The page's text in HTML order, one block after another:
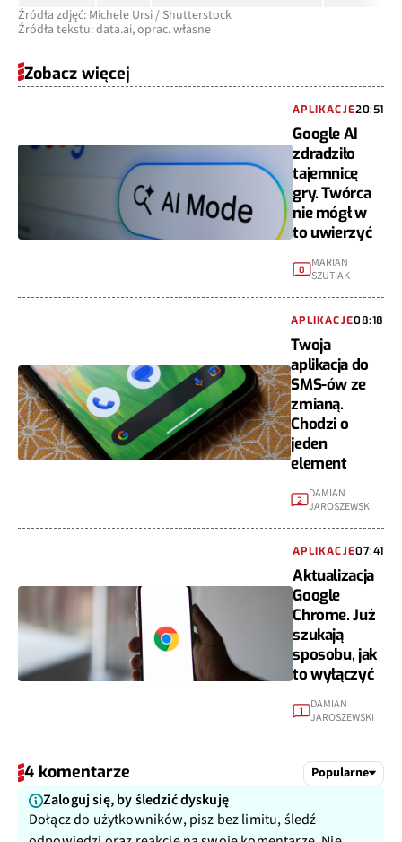
Źródła zdjęć: Michele Ursi / Shutterstock
Źródła tekstu: data.ai, oprac. własne
Zobacz więcej
APLIKACJE20:51
Google AI
zdradziło
tajemnicę
gry. Twórca
nie mógł w
to uwierzyć
0
MARIAN
SZUTIAK
APLIKACJE08:18
Twoja
aplikacja do
SMS-ów ze
zmianą.
Chodzi o
jeden
element
2
DAMIAN
JAROSZEWSKI
APLIKACJE07:41
Aktualizacja
Google
Chrome. Już
szukają
sposobu, jak
to wyłączyć
1
DAMIAN
JAROSZEWSKI
4 komentarze Popularne
Zaloguj się, by śledzić dyskuję
Dołącz do użytkowników, pisz bez limitu, śledź